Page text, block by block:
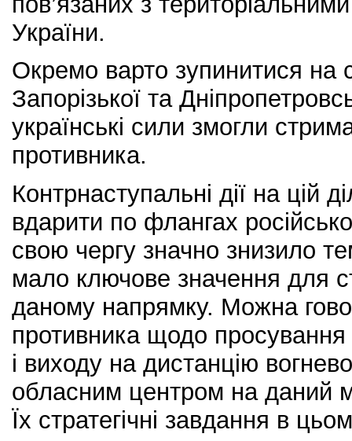
України.
Окремо варто зупинитися на
Запорізької та
українські сили змогли
противника.
Контрнаступальні дії на цій
вдарити по флангах
свою чергу значно знизило
мало ключове значення для
даному напрямку. Можна
противника щодо
і виходу на дистанцію
обласним центром на даний
Їх стратегічні завдання в